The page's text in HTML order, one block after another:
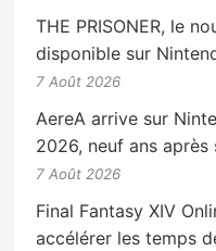
THE PRISONER, le
disponible sur
7 Août 2026
AereA arrive sur
2026, neuf ans
7 Août 2026
Final Fantasy XIV
accélérer les temps